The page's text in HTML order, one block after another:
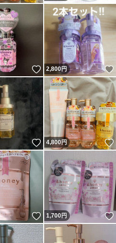
いいね！
2,800円
いいね！
4,800円
いいね！
1,700円